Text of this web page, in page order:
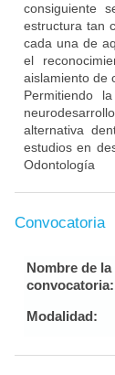
consiguiente
estructura tan
cada una de
el
aislamiento de
Permitiendo
alternativa
estudios en
Odontología
Convocatoria
Nombre de la
convocatoria:
Modalidad: